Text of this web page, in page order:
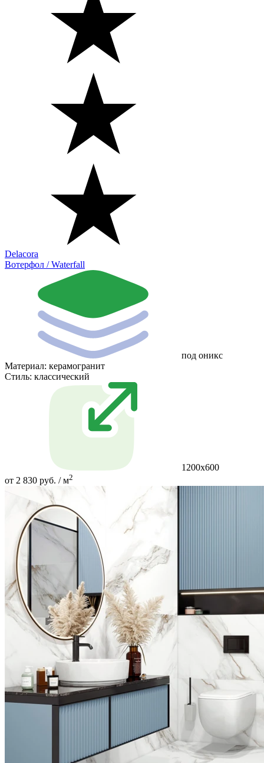
Delacora
Вотерфол / Waterfall
под оникс
Материал: керамогранит
Стиль: классический
1200х600
от 2 830 руб. / м2